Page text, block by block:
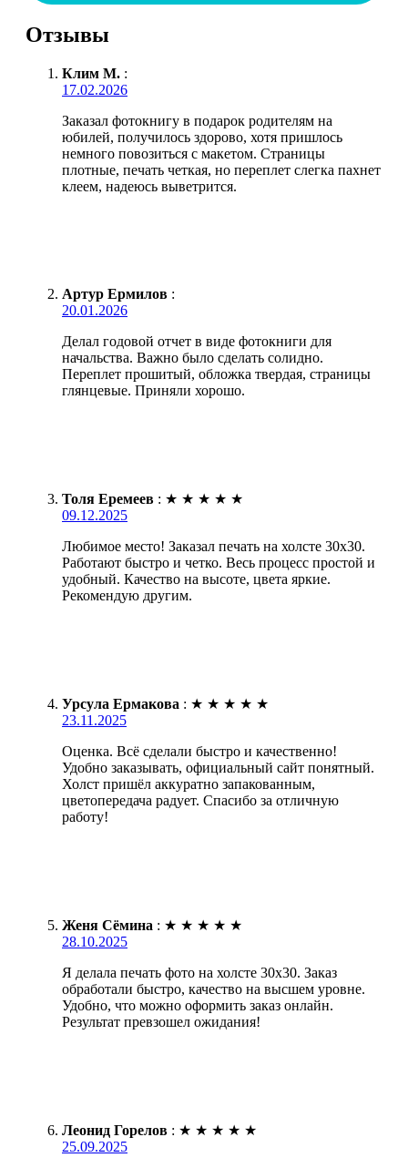
Отзывы
Клим М. :
17.02.2026
Заказал фотокнигу в подарок родителям на
юбилей, получилось здорово, хотя пришлось
немного повозиться с макетом. Страницы
плотные, печать четкая, но переплет слегка пахнет
клеем, надеюсь выветрится.
Артур Ермилов :
20.01.2026
Делал годовой отчет в виде фотокниги для
начальства. Важно было сделать солидно.
Переплет прошитый, обложка твердая, страницы
глянцевые. Приняли хорошо.
Толя Еремеев : ★ ★ ★ ★ ★
09.12.2025
Любимое место! Заказал печать на холсте 30х30.
Работают быстро и четко. Весь процесс простой и
удобный. Качество на высоте, цвета яркие.
Рекомендую другим.
Урсула Ермакова : ★ ★ ★ ★ ★
23.11.2025
Оценка. Всё сделали быстро и качественно!
Удобно заказывать, официальный сайт понятный.
Холст пришёл аккуратно запакованным,
цветопередача радует. Спасибо за отличную
работу!
Женя Сёмина : ★ ★ ★ ★ ★
28.10.2025
Я делала печать фото на холсте 30х30. Заказ
обработали быстро, качество на высшем уровне.
Удобно, что можно оформить заказ онлайн.
Результат превзошел ожидания!
Леонид Горелов : ★ ★ ★ ★ ★
25.09.2025